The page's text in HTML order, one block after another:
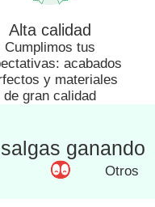
Alta calidad
Cumplimos tus
acabados
y materiales
de gran calidad
ganando
Otros